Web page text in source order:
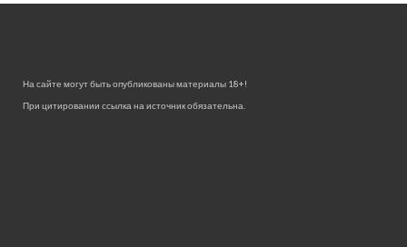
На сайте могут быть опубликованы материалы 18+!
При цитировании ссылка на источник обязательна.